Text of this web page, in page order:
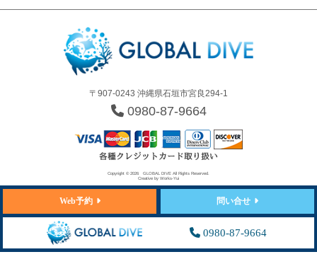
〒907-0243 沖縄県石垣市宮良294-1
0980-87-9664
Copyright © 2026 GLOBAL DIVE All Rights Reserved.
Creative by Works-Yui
Web予約 問い合せ
0980-87-9664